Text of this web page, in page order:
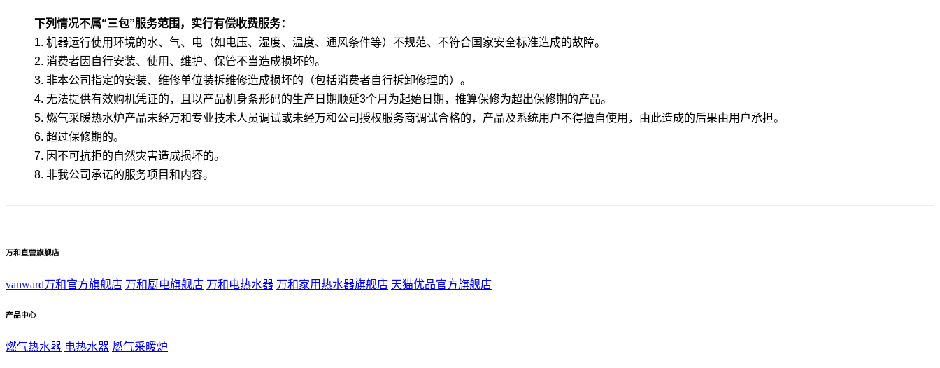
下列情况不属“三包”服务范围，实行有偿收费服务：
1. 机器运行使用环境的水、气、电（如电压、湿度、温度、通风条件等）不规范、不符合国家安全标准造成的故障。
2. 消费者因自行安装、使用、维护、保管不当造成损坏的。
3. 非本公司指定的安装、维修单位装拆维修造成损坏的（包括消费者自行拆卸修理的）。
4. 无法提供有效购机凭证的，且以产品机身条形码的生产日期顺延3个月为起始日期，推算保修为超出保修期的产品。
5. 燃气采暖热水炉产品未经万和专业技术人员调试或未经万和公司授权服务商调试合格的，产品及系统用户不得擅自使用，由此造成的后果由用户承担。
6. 超过保修期的。
7. 因不可抗拒的自然灾害造成损坏的。
8. 非我公司承诺的服务项目和内容。
万和直营旗舰店
vanward万和官方旗舰店 万和厨电旗舰店 万和电热水器 万和家用热水器旗舰店 天猫优品官方旗舰店
产品中心
燃气热水器 电热水器 燃气采暖炉